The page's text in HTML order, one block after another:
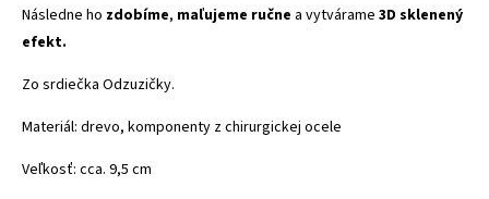
Následne ho zdobíme, maľujeme ručne a vytvárame 3D sklenený
efekt.
Zo srdiečka Odzuzičky.
Materiál: drevo, komponenty z chirurgickej ocele
Veľkosť: cca. 9,5 cm